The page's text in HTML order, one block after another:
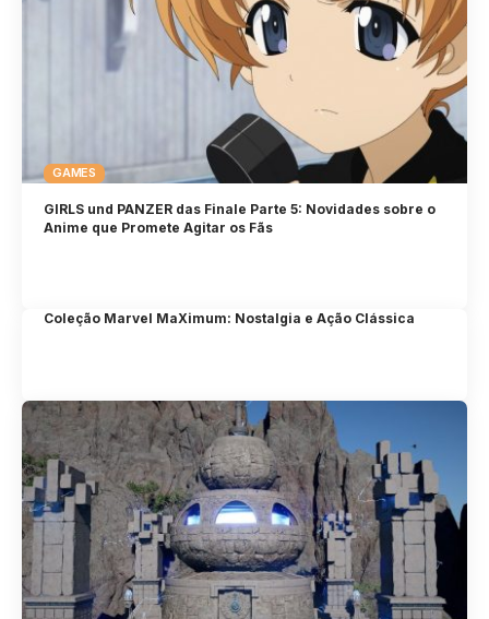
GAMES
GIRLS und PANZER das Finale Parte 5: Novidades sobre o
Anime que Promete Agitar os Fãs
Coleção Marvel MaXimum: Nostalgia e Ação Clássica